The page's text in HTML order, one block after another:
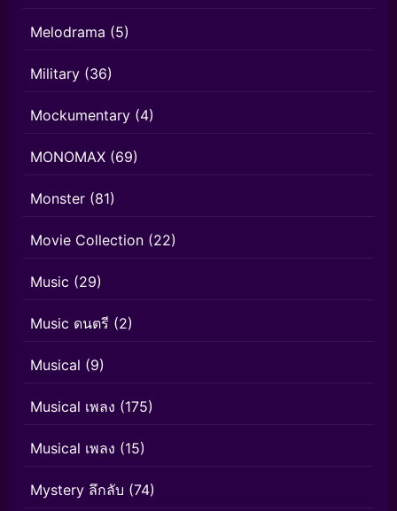
Melodrama (5)
Military (36)
Mockumentary (4)
MONOMAX (69)
Monster (81)
Movie Collection (22)
Music (29)
Music ดนตรี (2)
Musical (9)
Musical เพลง (175)
Musical เพลง (15)
Mystery ลึกลับ (74)